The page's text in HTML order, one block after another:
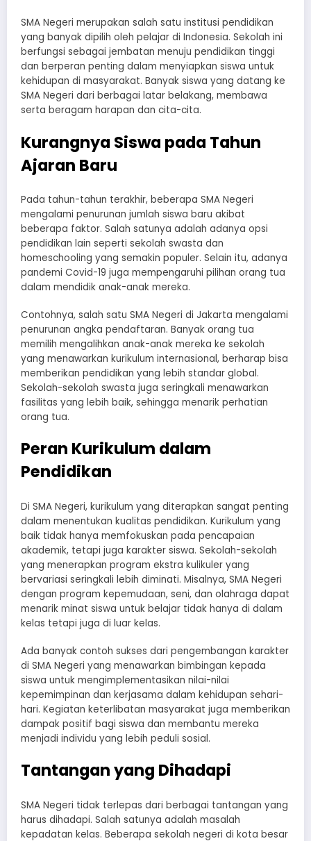
SMA Negeri merupakan salah satu institusi pendidikan
yang banyak dipilih oleh pelajar di Indonesia. Sekolah ini
berfungsi sebagai jembatan menuju pendidikan tinggi
dan berperan penting dalam menyiapkan siswa untuk
kehidupan di masyarakat. Banyak siswa yang datang ke
SMA Negeri dari berbagai latar belakang, membawa
serta beragam harapan dan cita-cita.
Kurangnya Siswa pada Tahun
Ajaran Baru
Pada tahun-tahun terakhir, beberapa SMA Negeri
mengalami penurunan jumlah siswa baru akibat
beberapa faktor. Salah satunya adalah adanya opsi
pendidikan lain seperti sekolah swasta dan
homeschooling yang semakin populer. Selain itu, adanya
pandemi Covid-19 juga mempengaruhi pilihan orang tua
dalam mendidik anak-anak mereka.
Contohnya, salah satu SMA Negeri di Jakarta mengalami
penurunan angka pendaftaran. Banyak orang tua
memilih mengalihkan anak-anak mereka ke sekolah
yang menawarkan kurikulum internasional, berharap bisa
memberikan pendidikan yang lebih standar global.
Sekolah-sekolah swasta juga seringkali menawarkan
fasilitas yang lebih baik, sehingga menarik perhatian
orang tua.
Peran Kurikulum dalam
Pendidikan
Di SMA Negeri, kurikulum yang diterapkan sangat penting
dalam menentukan kualitas pendidikan. Kurikulum yang
baik tidak hanya memfokuskan pada pencapaian
akademik, tetapi juga karakter siswa. Sekolah-sekolah
yang menerapkan program ekstra kulikuler yang
bervariasi seringkali lebih diminati. Misalnya, SMA Negeri
dengan program kepemudaan, seni, dan olahraga dapat
menarik minat siswa untuk belajar tidak hanya di dalam
kelas tetapi juga di luar kelas.
Ada banyak contoh sukses dari pengembangan karakter
di SMA Negeri yang menawarkan bimbingan kepada
siswa untuk mengimplementasikan nilai-nilai
kepemimpinan dan kerjasama dalam kehidupan sehari-
hari. Kegiatan keterlibatan masyarakat juga memberikan
dampak positif bagi siswa dan membantu mereka
menjadi individu yang lebih peduli sosial.
Tantangan yang Dihadapi
SMA Negeri tidak terlepas dari berbagai tantangan yang
harus dihadapi. Salah satunya adalah masalah
kepadatan kelas. Beberapa sekolah negeri di kota besar